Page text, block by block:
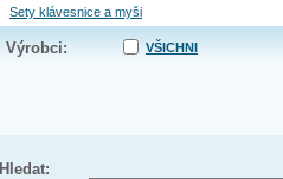
Sety klávesnice a myši
Výrobci: VŠICHNI
Hledat: